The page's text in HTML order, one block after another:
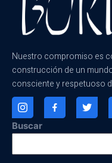
Nuestro compromiso es
construcción de un
consciente y respetuoso
Buscar